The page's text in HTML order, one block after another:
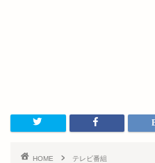
HOME
テレビ番組